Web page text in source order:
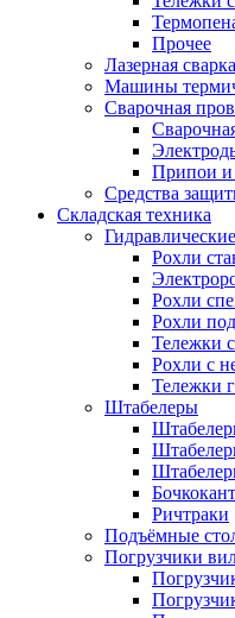
Прочее
Лазерная
Машины
Сварочная
Припои
Средства
Складская техника
Рохли
Рохли
Рохли
Тележки
Рохли с
Тележки
Штабелеры
Ричтраки
Подъёмные
Погрузчики